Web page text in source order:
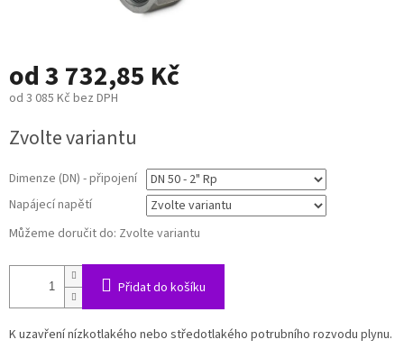
od3 732,85 Kč
od 3 085 Kč bez DPH
cena:
Zvolte variantu
Dimenze (DN) - připojení
Napájecí napětí
Můžeme doručit do: Zvolte variantu
Přidat do košíku
K uzavření nízkotlakého nebo středotlakého potrubního rozvodu plynu.